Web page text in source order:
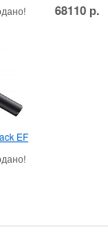
68110 р.
EF